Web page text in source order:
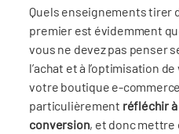
Quels enseignements tirer
premier est évidemment
vous ne devez pas penser
l’achat et à l’optimisation
votre boutique e-
particulièrement réfléchir
conversion, et donc mettre